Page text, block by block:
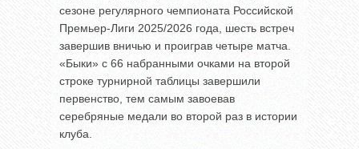
сезоне регулярного чемпионата Российской
Премьер-Лиги 2025/2026 года, шесть встреч
завершив вничью и проиграв четыре матча.
«Быки» с 66 набранными очками на второй
строке турнирной таблицы завершили
первенство, тем самым завоевав
серебряные медали во второй раз в истории
клуба.